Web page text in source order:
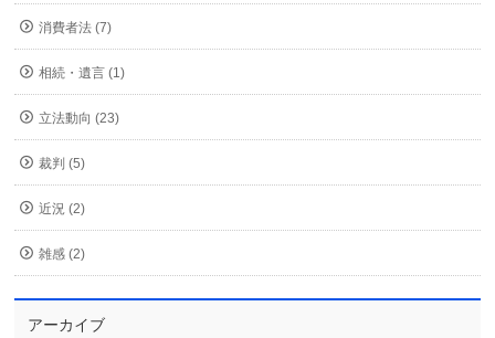
消費者法 (7)
相続・遺言 (1)
立法動向 (23)
裁判 (5)
近況 (2)
雑感 (2)
アーカイブ